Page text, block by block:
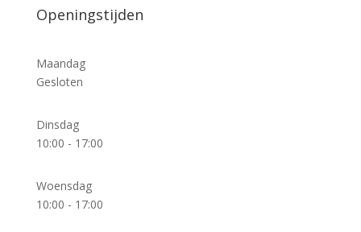
Openingstijden
Maandag
Gesloten
Dinsdag
10:00 - 17:00
Woensdag
10:00 - 17:00